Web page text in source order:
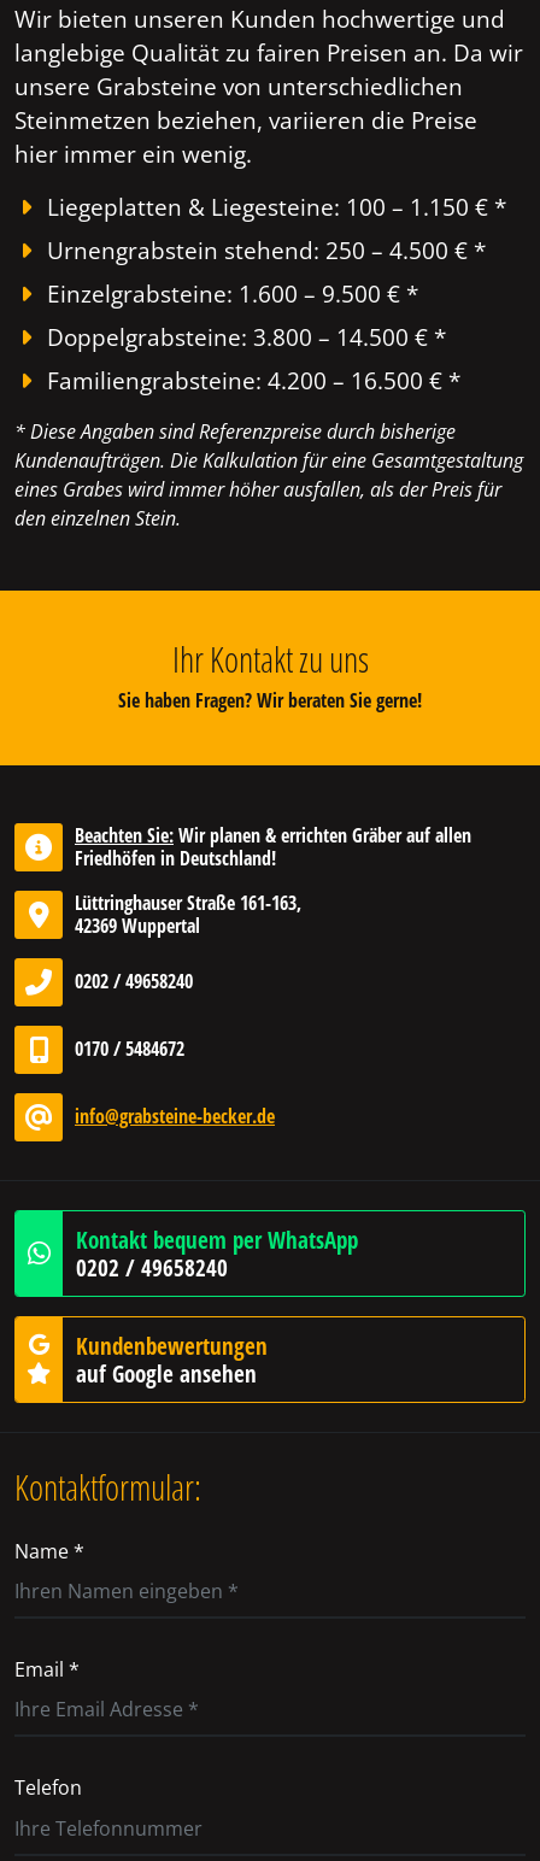
Wir bieten unseren Kunden hochwertige und
langlebige Qualität zu fairen Preisen an. Da wir
unsere Grabsteine von unterschiedlichen
Steinmetzen beziehen, variieren die Preise
hier immer ein wenig.
Liegeplatten & Liegesteine: 100 – 1.150 € *
Urnengrabstein stehend: 250 – 4.500 € *
Einzelgrabsteine: 1.600 – 9.500 € *
Doppelgrabsteine: 3.800 – 14.500 € *
Familiengrabsteine: 4.200 – 16.500 € *
* Diese Angaben sind Referenzpreise durch bisherige
Kundenaufträgen. Die Kalkulation für eine Gesamtgestaltung
eines Grabes wird immer höher ausfallen, als der Preis für
den einzelnen Stein.
Ihr Kontakt zu uns
Sie haben Fragen? Wir beraten Sie gerne!
Beachten Sie:Wir planen & errichten Gräber auf allen
Friedhöfen in Deutschland!
Lüttringhauser Straße 161-163,
42369 Wuppertal
0202 / 49658240
0170 / 5484672
info@grabsteine-becker.de
Kontakt bequem per WhatsApp
0202 / 49658240
Kundenbewertungen
auf Google ansehen
Kontaktformular:
Name *
Email *
Telefon